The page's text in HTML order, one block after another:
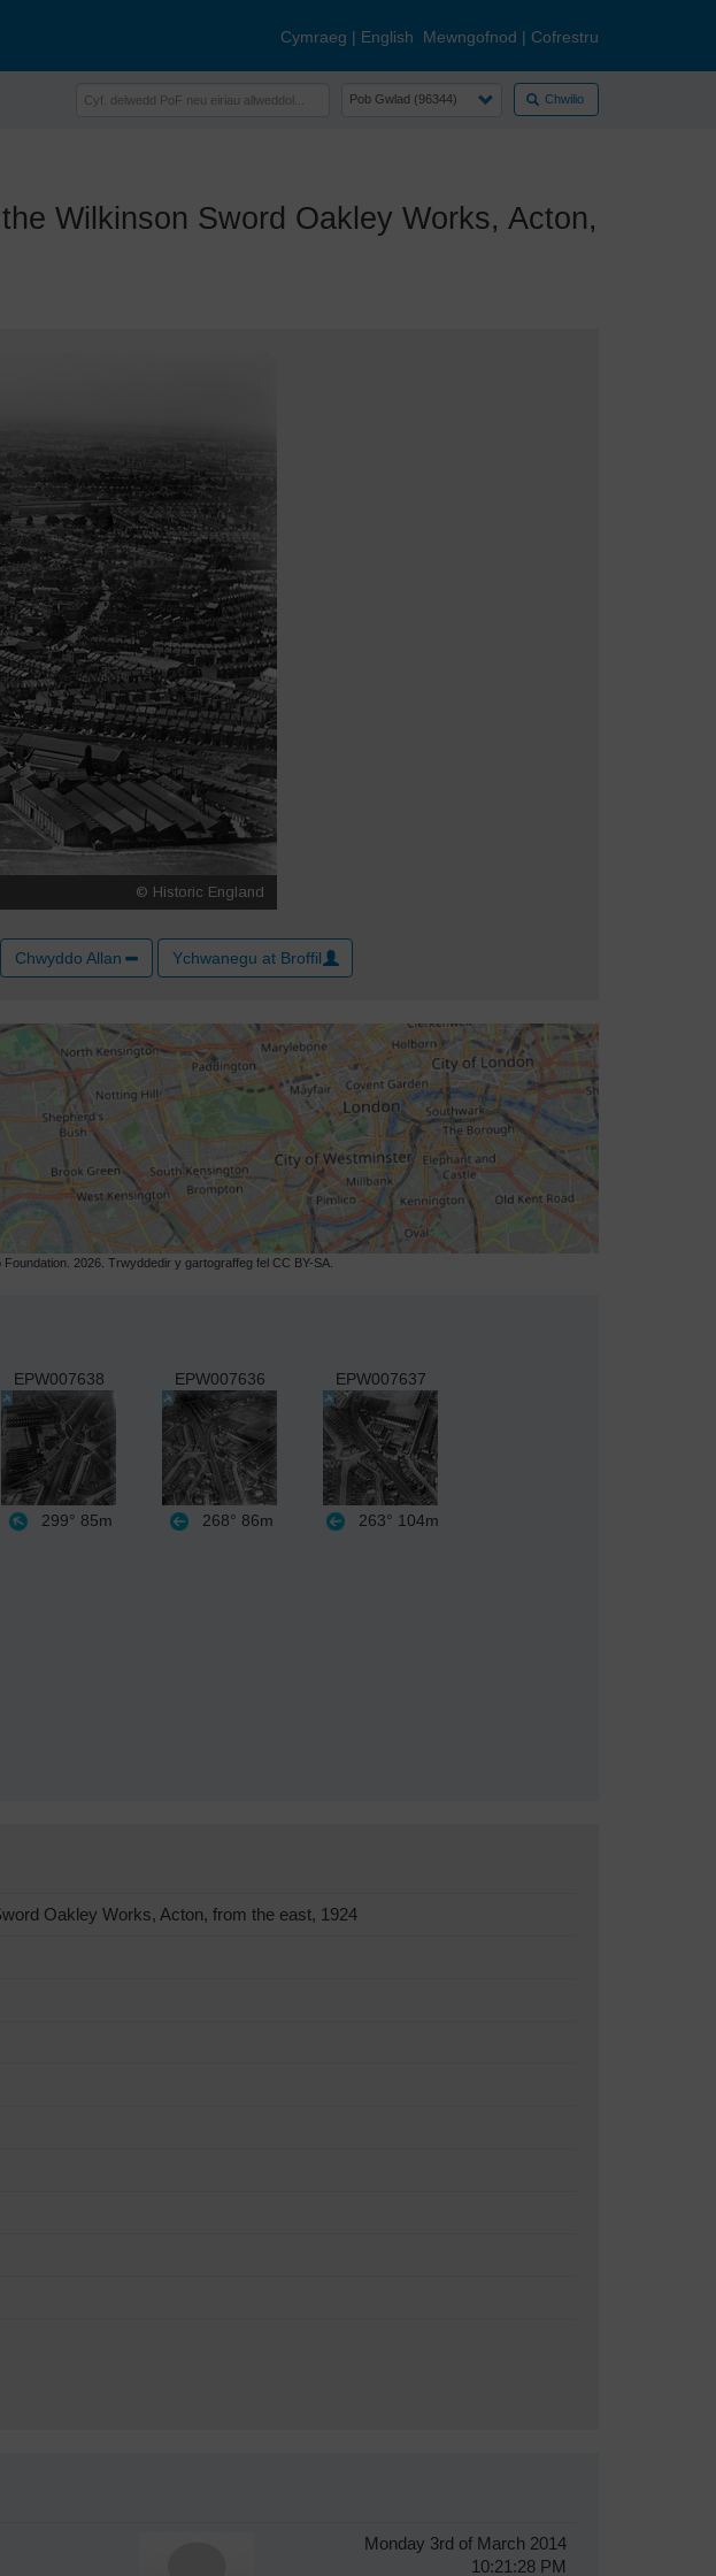
Cymraeg | English Mewngofnod | Cofrestru
Chwilio
Wilkinson Sword Oakley Works, Acton,
Chwyddo Allan Ychwanegu at Broffil
2026. Trwyddedir y gartograffeg fel CC BY-SA.
EPW007638
299° 85m
EPW007636
268° 86m
EPW007637
263° 104m
Oakley Works, Acton, from the east, 1924
Monday 3rd of March 2014
10:21:28 PM